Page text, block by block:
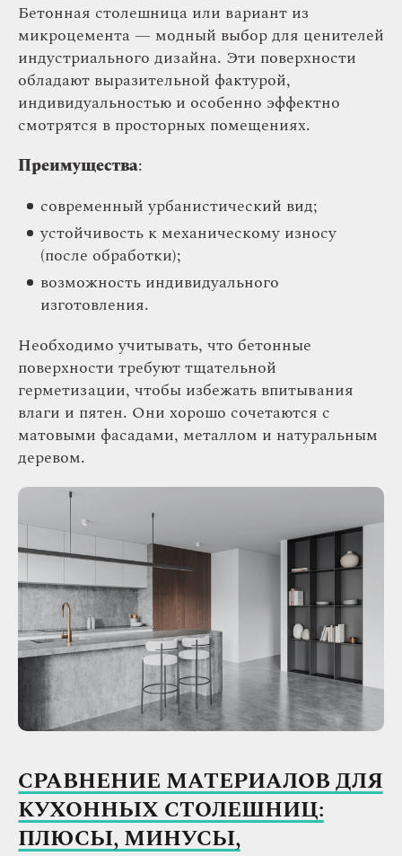
Бетонная столешница или вариант из
микроцемента — модный выбор для ценителей
индустриального дизайна. Эти поверхности
обладают выразительной фактурой,
индивидуальностью и особенно эффектно
смотрятся в просторных помещениях.
Преимущества:
современный урбанистический вид;
устойчивость к механическому износу
(после обработки);
возможность индивидуального
изготовления.
Необходимо учитывать, что бетонные
поверхности требуют тщательной
герметизации, чтобы избежать впитывания
влаги и пятен. Они хорошо сочетаются с
матовыми фасадами, металлом и натуральным
деревом.
СРАВНЕНИЕ МАТЕРИАЛОВ ДЛЯ
КУХОННЫХ СТОЛЕШНИЦ:
ПЛЮСЫ, МИНУСЫ,